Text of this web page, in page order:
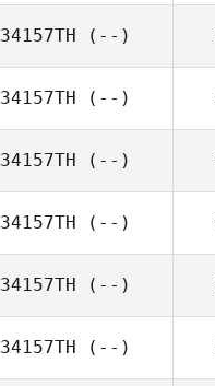
34157TH (--)
34157TH (--)
34157TH (--)
34157TH (--)
34157TH (--)
34157TH (--)